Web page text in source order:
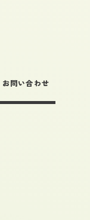
お問い合わせ